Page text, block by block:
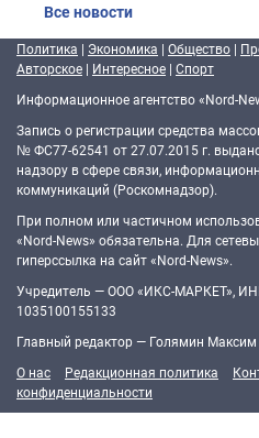
Все новости
Политика | Экономика | Общество |
Авторское | Интересное | Спорт
Информационное агентство «Nord-
Запись о регистрации средства
№ ФС77-62541 от 27.07.2015 г.
надзору в сфере связи,
коммуникаций (Роскомнадзор).
При полном или частичном
«Nord-News» обязательна. Для
гиперссылка на сайт «Nord-News».
Учредитель — ООО «ИКС-МАРКЕТ»,
1035100155133
Главный редактор — Голямин Максим
О нас
Редакционная политика
конфиденциальности